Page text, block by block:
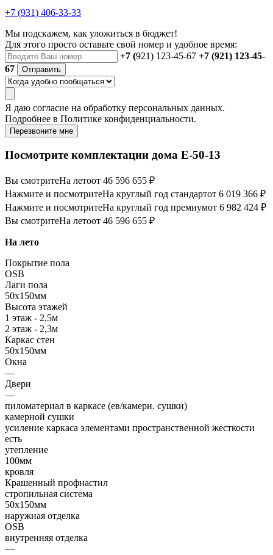
+7 (931) 406-33-33
Мы подскажем, как уложиться в бюджет!
Для этого просто оставьте свой номер и удобное время:
+7 (921) 123-45-67 +7 (921) 123-45-
67
Отправить
Я даю согласие на обработку персональных данных.
Подробнее в Политике конфиденциальности.
Перезвоните мне
Посмотрите комплектации дома E-50-13
Вы смотритеНа летоот 46 596 655 ₽
Нажмите и посмотритеНа круглый год стандартот 6 019 366 ₽
Нажмите и посмотритеНа круглый год премиумот 6 982 424 ₽
Вы смотритеНа летоот 46 596 655 ₽
На лето
Покрытие пола
OSB
Лаги пола
50х150мм
Высота этажей
1 этаж - 2,5м
2 этаж - 2,3м
Каркас стен
50х150мм
Окна
—
Двери
—
пиломатериал в каркасе (ев/камерн. сушки)
камерной сушки
усиление каркаса элементами пространственной жесткости
есть
утепление
100мм
кровля
Крашенный профнастил
стропильная система
50х150мм
наружная отделка
OSB
внутренняя отделка
—